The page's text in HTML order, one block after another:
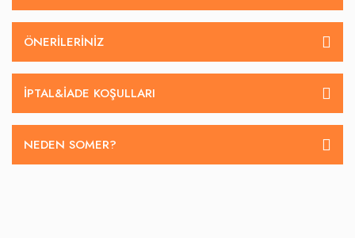
ÖNERILERINIZ
İPTAL&IADE KOŞULLARI
NEDEN SOMER?